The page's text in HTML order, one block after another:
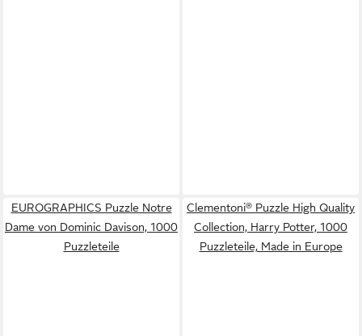
EUROGRAPHICS Puzzle Notre
Dame von Dominic Davison, 1000
Puzzleteile
Clementoni® Puzzle High Quality
Collection, Harry Potter, 1000
Puzzleteile, Made in Europe